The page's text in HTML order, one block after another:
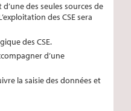
des seules sources de
des CSE sera
des CSE.
d’une
la saisie des données et